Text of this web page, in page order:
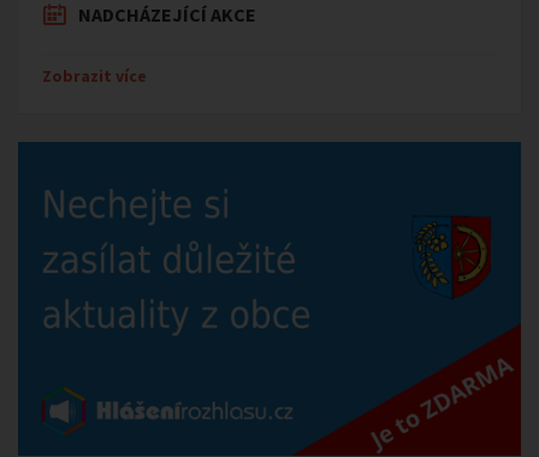
NADCHÁZEJÍCÍ AKCE
Zobrazit více